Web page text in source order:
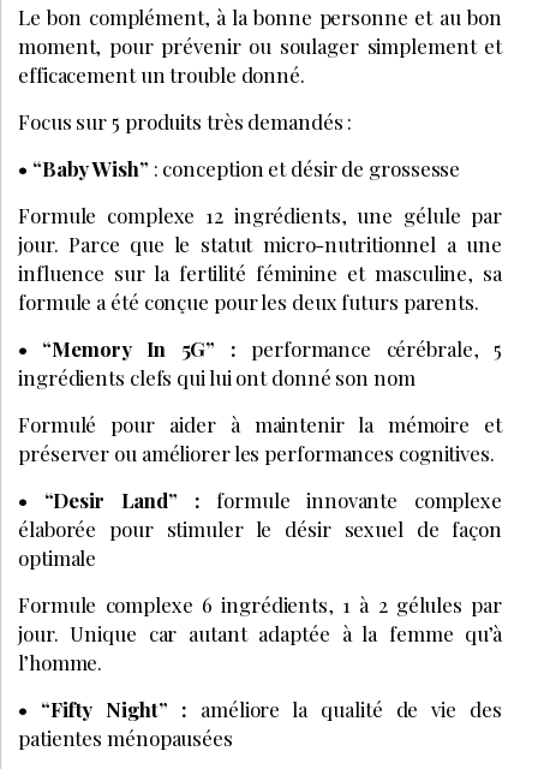
Le bon complément, à la bonne personne et au bon
moment, pour prévenir ou soulager simplement et
efficacement un trouble donné.
Focus sur 5 produits très demandés :
• “Baby Wish” : conception et désir de grossesse
Formule complexe 12 ingrédients, une gélule par
jour. Parce que le statut micro-nutritionnel a une
influence sur la fertilité féminine et masculine, sa
formule a été conçue pour les deux futurs parents.
• “Memory In 5G” : performance cérébrale, 5
ingrédients clefs qui lui ont donné son nom
Formulé pour aider à maintenir la mémoire et
préserver ou améliorer les performances cognitives.
• “Desir Land” : formule innovante complexe
élaborée pour stimuler le désir sexuel de façon
optimale
Formule complexe 6 ingrédients, 1 à 2 gélules par
jour. Unique car autant adaptée à la femme qu’à
l’homme.
• “Fifty Night” : améliore la qualité de vie des
patientes ménopausées